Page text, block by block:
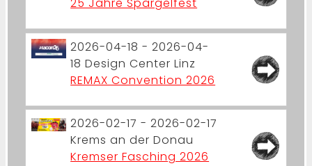
2026-04-18 - 2026-04-
18 Design Center Linz
REMAX Convention 2026
2026-02-17 - 2026-02-17
Krems an der Donau
Kremser Fasching 2026